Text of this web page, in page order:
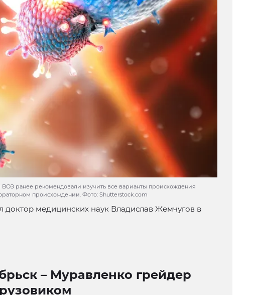
ранее рекомендовали изучить все варианты происхождения
происхождении. Фото: Shutterstock.com
доктор медицинских наук Владислав Жемчугов в
– Муравленко грейдер